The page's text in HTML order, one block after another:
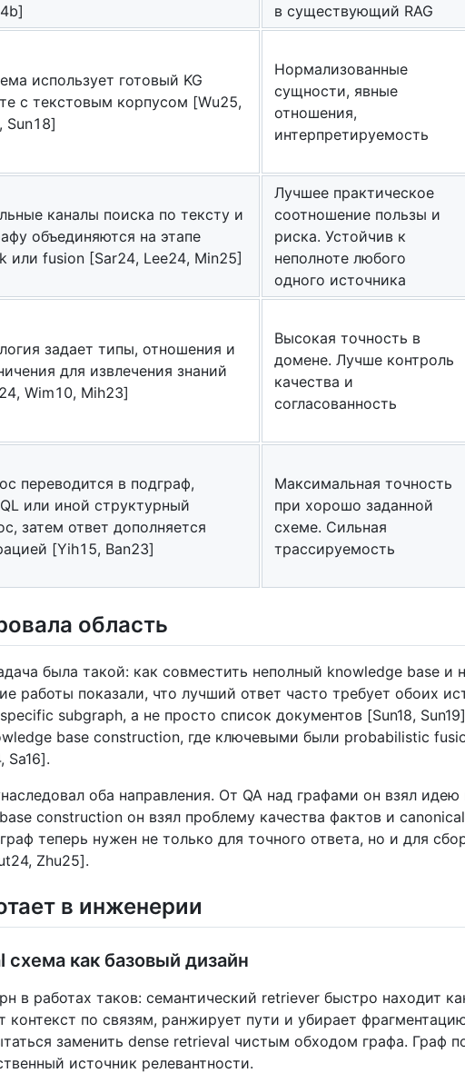
в существующий RAG
использует готовый KG
с текстовым корпусом [Wu25,
Sun18]
Нормализованные
сущности, явные
отношения,
интерпретируемость
каналы поиска по тексту и
объединяются на этапе
или fusion [Sar24, Lee24, Min25]
Лучшее практическое
соотношение пользы и
риска. Устойчив к
неполноте любого
одного источника
задает типы, отношения и
для извлечения знаний
Wim10, Mih23]
Высокая точность в
домене. Лучше контроль
качества и
согласованность
переводится в подграф,
или иной структурный
затем ответ дополняется
[Yih15, Ban23]
Максимальная точность
при хорошо заданной
схеме. Сильная
трассируемость
область
была такой: как совместить неполный knowledge base и
работы показали, что лучший ответ часто требует обоих
subgraph, а не просто список документов [Sun18,
base construction, где ключевыми были probabilistic
Sa16].
оба направления. От QA над графами он взял
construction он взял проблему качества фактов и
теперь нужен не только для точного ответа, но и для
Zhu25].
в инженерии
схема как базовый дизайн
в работах таков: семантический retriever быстро находит
по связям, ранжирует пути и убирает
заменить dense retrieval чистым обходом графа. Граф
источник релевантности.